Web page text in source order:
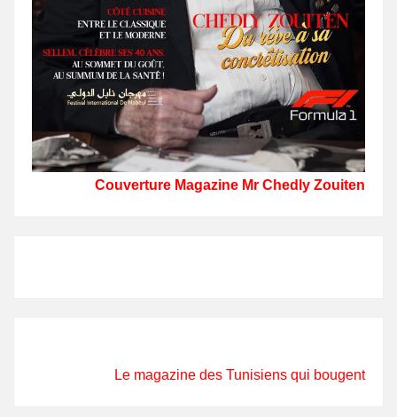
Couverture Magazine Mr Chedly Zouiten
Le magazine des Tunisiens qui bougent